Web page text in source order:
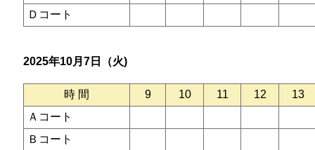
Ｄコート
2025年10月7日（火)
時 間 9 10 11 12
13
Ａコート
Ｂコート